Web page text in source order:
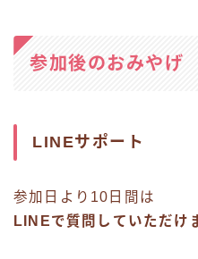
参加後のおみやげ
LINEサポート
参加日より10日間は
LINEで質問していただけ